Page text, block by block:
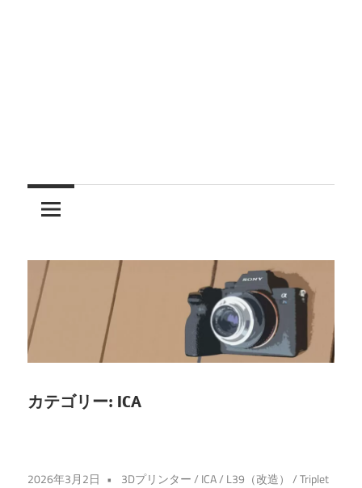
う
カテゴリー: ICA
2026年3月2日 3Dプリンター/ ICA/ L39（改造） /Triplet